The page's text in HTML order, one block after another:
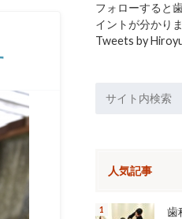
フォローすると
イントが分かり
Tweets by
人気記事
歯